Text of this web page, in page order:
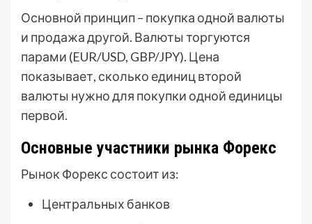
Основной принцип – покупка одной валюты
и продажа другой. Валюты торгуются
парами (EUR/USD, GBP/JPY). Цена
показывает, сколько единиц второй
валюты нужно для покупки одной единицы
первой.
Основные участники рынка Форекс
Рынок Форекс состоит из:
Центральных банков